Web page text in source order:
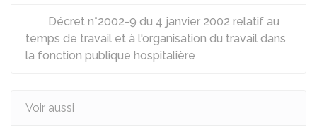
Décret n°2002-9 du 4 janvier 2002 relatif au
temps de travail et à l'organisation du travail dans
la fonction publique hospitalière
Voir aussi